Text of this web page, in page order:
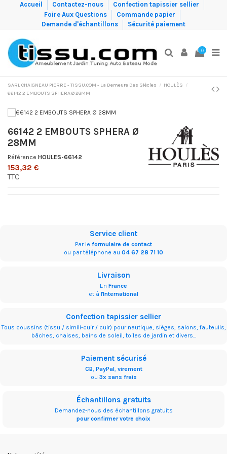
Accueil Contactez-nous
Confection tapissier sellier
Foire Aux Questions
Commande papier
Demande d'échantillons
Sécurité paiement
0
SARL CHAIGNEAU PIERRE - TISSU.COM - La Demeure Des Siècles
HOULÈS
66142 2 EMBOUTS SPHERA Ø 28MM
66142 2 EMBOUTS SPHERA Ø
28MM
Référence HOULES-66142
153,32 €
TTC
Service client
Par le formulaire de contact
ou par téléphone au 04 67 28 71 10
Livraison
En France
et à l'International
Confection tapissier sellier
Tous coussins (tissu / simili-cuir / cuir) pour nautique, sièges, salons, fauteuils,
bâches, chaises, bains de soleil, toiles de jardin et divers...
Paiement sécurisé
CB, PayPal, virement
ou 3x sans frais
Échantillons gratuits
Demandez-nous des échantillons gratuits
pour confirmer votre choix